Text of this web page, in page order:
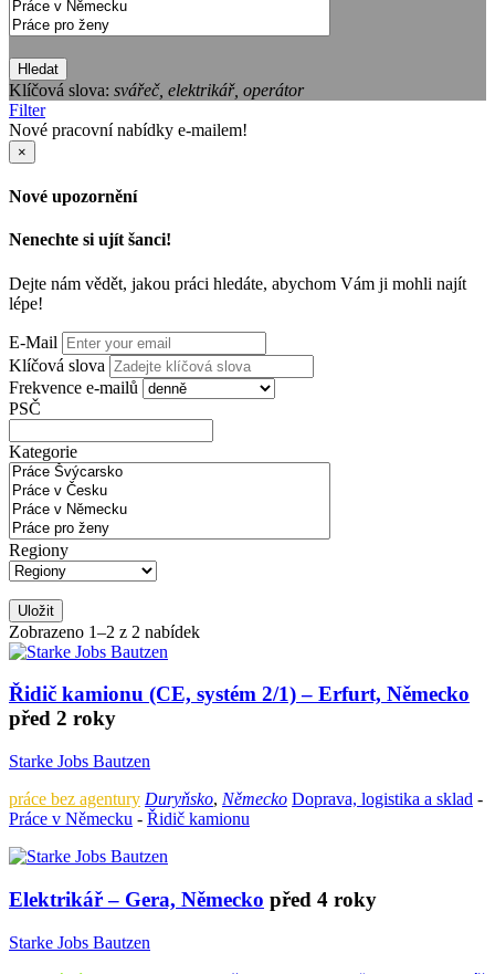
Hledat
Klíčová slova: svářeč, elektrikář, operátor
Filter
Nové pracovní nabídky e-mailem!
×
Nové upozornění
Nenechte si ujít šanci!
Dejte nám vědět, jakou práci hledáte, abychom Vám ji mohli najít
lépe!
E-Mail
Klíčová slova
Frekvence e-mailů
PSČ
Kategorie
Regiony
Uložit
Zobrazeno 1–2 z 2 nabídek
Řidič kamionu (CE, systém 2/1) – Erfurt, Německo
před 2 roky
Starke Jobs Bautzen
práce bez agentury Duryňsko, Německo Doprava, logistika a sklad -
Práce v Německu - Řidič kamionu
Elektrikář – Gera, Německo před 4 roky
Starke Jobs Bautzen